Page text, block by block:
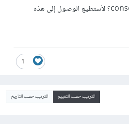
التي سيتم طباعتها في console؟ لأستطيع الوصول إلى هذه
1
الترتيب حسب التقييم الترتيب حسب التاريخ